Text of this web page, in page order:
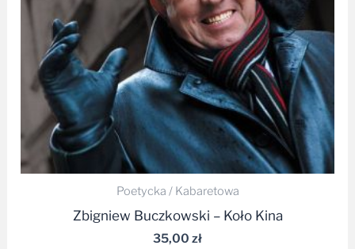
Poetycka / Kabaretowa
Zbigniew Buczkowski – Koło Kina
35,00 zł